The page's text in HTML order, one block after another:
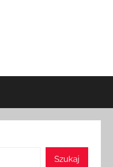
Szukaj